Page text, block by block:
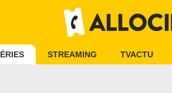
STREAMING TVACTU